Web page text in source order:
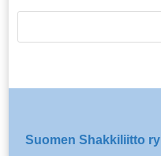
Suomen Shakkiliitto ry